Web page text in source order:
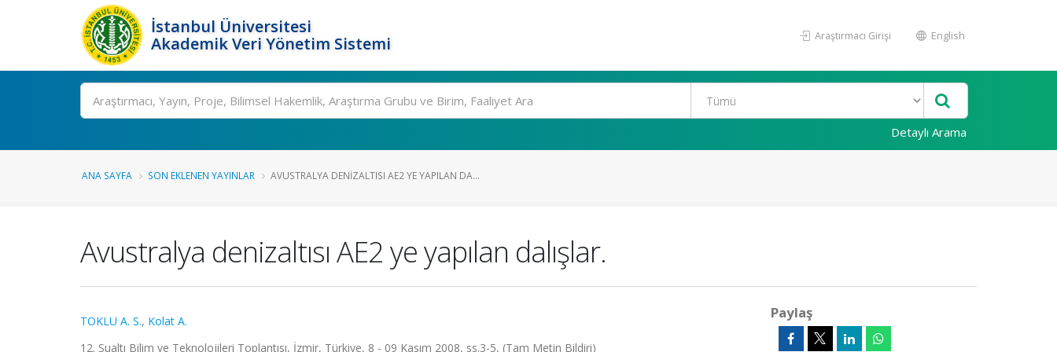
İstanbul Üniversitesi
Akademik Veri Yönetim Sistemi
Araştırmacı Girişi English
Ara
Detaylı Arama
ANA SAYFA SON EKLENEN YAYINLAR AVUSTRALYA DENIZALTISI AE2 YE YAPILAN DA...
Avustralya denizaltısı AE2 ye yapılan dalışlar.
TOKLU A. S., Kolat A.
12. Sualtı Bilim ve Teknolojileri Toplantısı, İzmir, Türkiye, 8 - 09 Kasım 2008, ss.3-5, (Tam Metin Bildiri)
Paylaş